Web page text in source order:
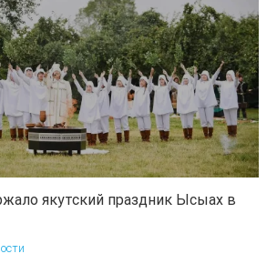
якутский праздник Ысыах в